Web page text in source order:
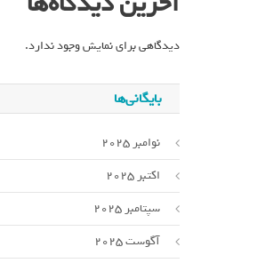
دیدگاهی برای نمایش وجود ندارد.
بایگانی‌ها
نوامبر 2025
اکتبر 2025
سپتامبر 2025
آگوست 2025